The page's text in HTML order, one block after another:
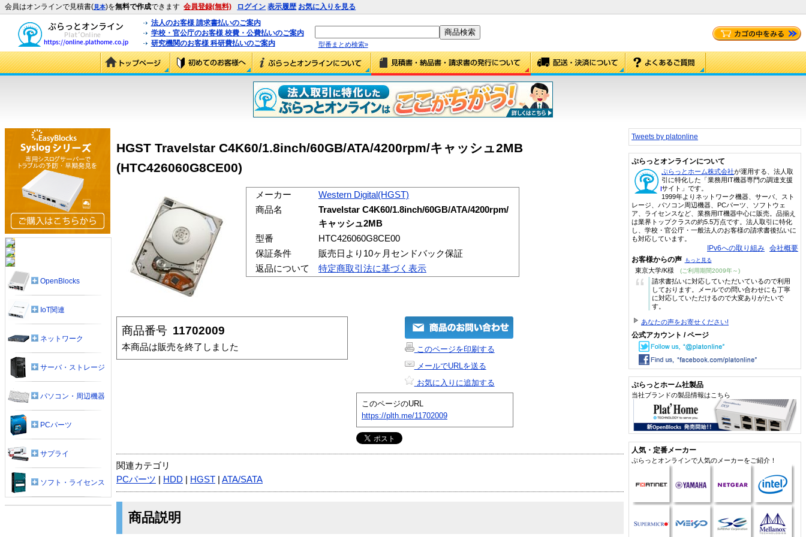
会員はオンラインで見積書(見本)を無料で作成できます 会員登録(無料) ログイン 表示履歴 お気に入りを見る
法人のお客様 請求書払いのご案内
学校・官公庁のお客様 校費・公費払いのご案内
研究機関のお客様 科研費払いのご案内
型番まとめ検索»
HGST Travelstar C4K60/1.8inch/60GB/ATA/4200rpm/キャッシュ2MB
(HTC426060G8CE00)
メーカー
Western Digital(HGST)
商品名
Travelstar C4K60/1.8inch/60GB/ATA/4200rpm/
キャッシュ2MB
型番
HTC426060G8CE00
保証条件
販売日より10ヶ月センドバック保証
返品について
特定商取引法に基づく表示
商品番号 11702009
本商品は販売を終了しました
このページを印刷する
メールでURLを送る
お気に入りに追加する
このページのURL
https://plth.me/11702009
関連カテゴリ
PCパーツ
HDD HGST ATA/SATA
商品説明
OpenBlocks
IoT関連
ネットワーク
サーバ・ストレージ
パソコン・周辺機器
PCパーツ
サプライ
ソフト・ライセンス
Tweets by platonline
ぷらっとオンラインについて
ぷらっとホーム株式会社が運用する、法人取
引に特化した「業務用IT機器専門の調達支援
サイト」です。
1999年よりネットワーク機器、サーバ、スト
レージ、パソコン周辺機器、PCパーツ、ソフトウェ
ア、ライセンスなど、業務用IT機器中心に販売。品揃え
は業界トップクラスの約5.5万点です。法人取引に特化
し、学校・官公庁・一般法人のお客様の請求書後払いに
も対応しています。
IPv6への取り組み 会社概要
お客様からの声 もっと見る
東京大学/K様 (ご利用期間2009年～)
“
請求書払いに対応していただいているので利用
しております。メールでの問い合わせにも丁寧
に対応していただけるので大変ありがたいで
す。
あなたの声をお寄せください!
公式アカウント / ページ
ぷらっとホーム社製品
当社ブランドの製品情報はこちら
人気・定番メーカー
ぷらっとオンラインで人気のメーカーをご紹介！